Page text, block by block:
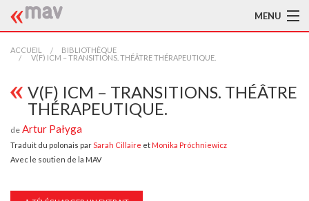
MENU
ACCUEIL
BIBLIOTHÈQUE
TRADUCTEURS
PUBLICATIONS
ACCUEIL
BIBLIOTHÈQUE
V(F) ICM – TRANSITIONS. THÉÂTRE THÉRAPEUTIQUE.
V(F) ICM – TRANSITIONS. THÉÂTRE
THÉRAPEUTIQUE.
de Artur Pałyga
Traduit du polonais parSarah Cillaire et Monika Próchniewicz
Avec le soutien de la MAV